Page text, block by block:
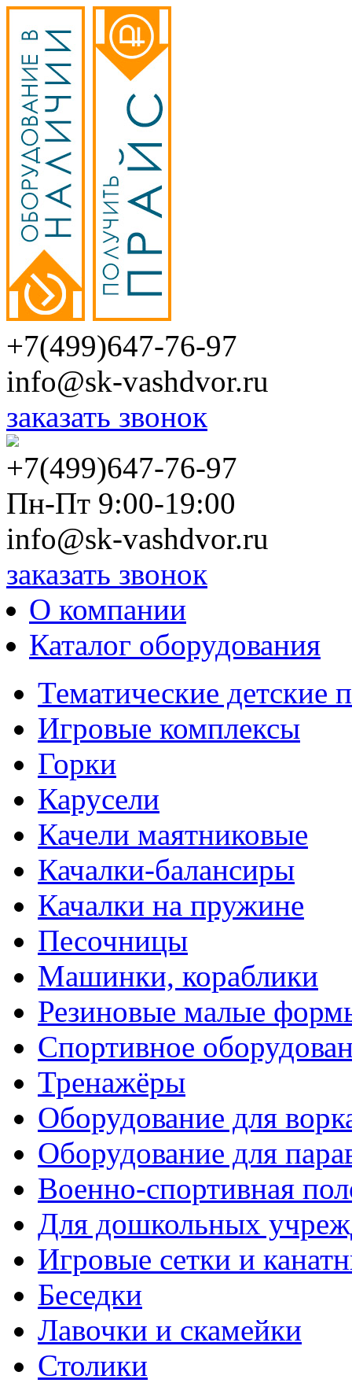
+7(499)647-76-97
info@sk-vashdvor.ru
заказать звонок
+7(499)647-76-97
Пн-Пт 9:00-19:00
info@sk-vashdvor.ru
заказать звонок
О компании
Каталог оборудования
Тематические детские
Игровые комплексы
Горки
Карусели
Качели маятниковые
Качалки-балансиры
Качалки на пружине
Песочницы
Машинки, кораблики
Резиновые малые
Спортивное
Тренажёры
Оборудование для
Оборудование для
Военно-спортивная
Для дошкольных
Игровые сетки и
Беседки
Лавочки и скамейки
Столики